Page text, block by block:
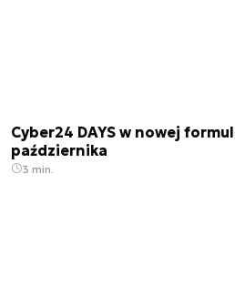
Cyber24 DAYS w nowej
października
3 min.